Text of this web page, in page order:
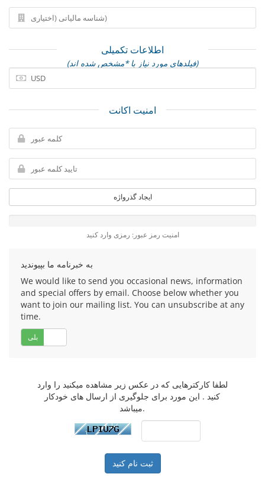
اطلاعات تکمیلی
(فیلدهای مورد نیاز با *مشخص شده اند)
امنیت اکانت
ایجاد گذرواژه
امنیت رمز عبور: رمزی وارد کنید
به خبرنامه ما بپیوندید
We would like to send you occasional news, information
and special offers by email. Choose below whether you
want to join our mailing list. You can unsubscribe at any
time.
بلی
لطفا کارکترهایی که در عکس زیر مشاهده میکنید را وارد
کنید . این مورد برای جلوگیری از ارسال های خودکار
میباشد.